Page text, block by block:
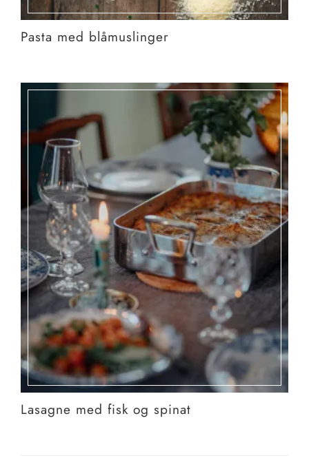
Pasta med blåmuslinger
Lasagne med fisk og spinat